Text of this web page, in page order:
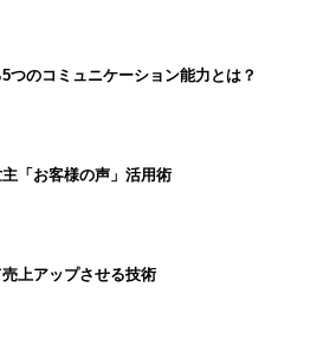
つのコミュニケーション能力とは？
「お客様の声」活用術
上アップさせる技術